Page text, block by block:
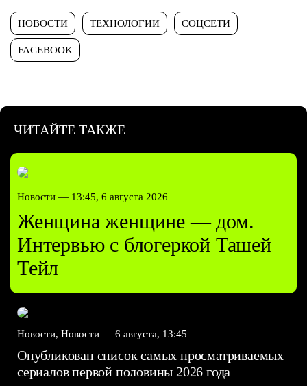
НОВОСТИ ТЕХНОЛОГИИ СОЦСЕТИ
FACEBOOK
ЧИТАЙТЕ ТАКЖЕ
Новости — 13:45, 6 августа 2026
Женщина женщине — дом.
Интервью с блогеркой Ташей
Тейл
Новости, Новости — 6 августа, 13:45
Опубликован список самых просматриваемых
сериалов первой половины 2026 года